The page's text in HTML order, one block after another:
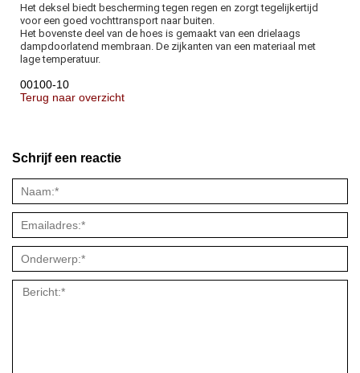
Het deksel biedt bescherming tegen regen en zorgt tegelijkertijd
voor een goed vochttransport naar buiten.
Het bovenste deel van de hoes is gemaakt van een drielaags
dampdoorlatend membraan. De zijkanten van een materiaal met
lage temperatuur.
00100-10
Terug naar overzicht
Schrijf een reactie